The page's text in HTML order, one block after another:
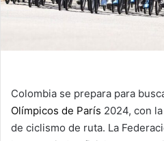
Colombia se prepara para
Olímpicos de París 2024, con
de ciclismo de ruta. La